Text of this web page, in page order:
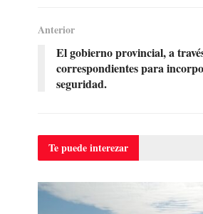
Anterior
El gobierno provincial, a
correspondientes para
seguridad.
Te puedeinterezar